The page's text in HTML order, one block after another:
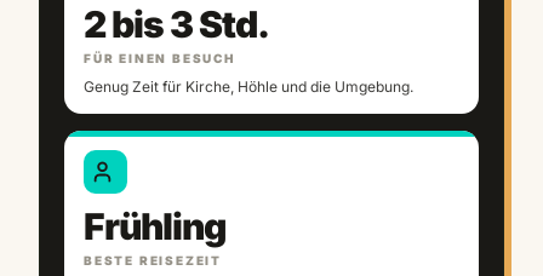
2 bis 3 Std.
FÜR EINEN BESUCH
Genug Zeit für Kirche, Höhle und die Umgebung.
Frühling
BESTE REISEZEIT